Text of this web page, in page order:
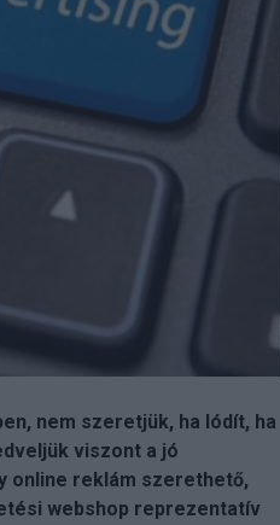
nem szeretjük, ha lódít, ha
viszont a jó
online reklám szerethető,
webshop reprezentatív